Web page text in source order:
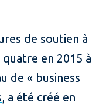
de soutien à
en 2015 à
de « business
, a été créé en